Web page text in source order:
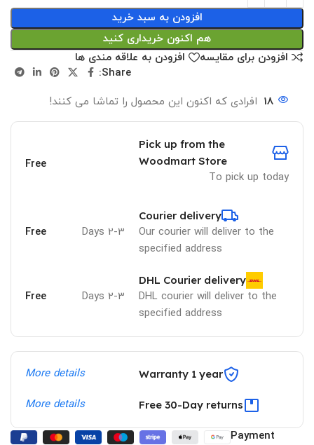
افزودن به سبد خرید
هم اکنون خریداری کنید
افزودن برای مقایسه
افزودن به علاقه مندی ها
Share:
18 افرادی که اکنون این محصول را تماشا می کنند!
Pick up from the
Woodmart Store
To pick up today
Free
Courier delivery
Our courier will deliver to the
specified address
2-3 Days
Free
DHL Courier delivery
DHL courier will deliver to the
specified address
2-3 Days
Free
Warranty 1 year
More details
Free 30-Day returns
More details
Payment